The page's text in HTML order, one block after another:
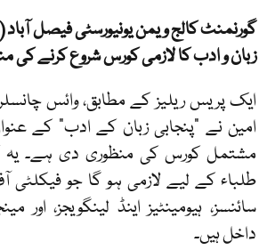
زبان و ادب کا لازمی کورس شروع کرنے
ایک پریس ریلیز کے مطابق، وائس چانسلر
امین نے "پنجابی زبان کے ادب" کے
مشتمل کورس کی منظوری دی ہے۔ یہ
طلباء کے لیے لازمی ہو گا جو فیکلٹی
سائنسز، ہیومینٹیز اینڈ لینگویجز،
داخل ہیں۔